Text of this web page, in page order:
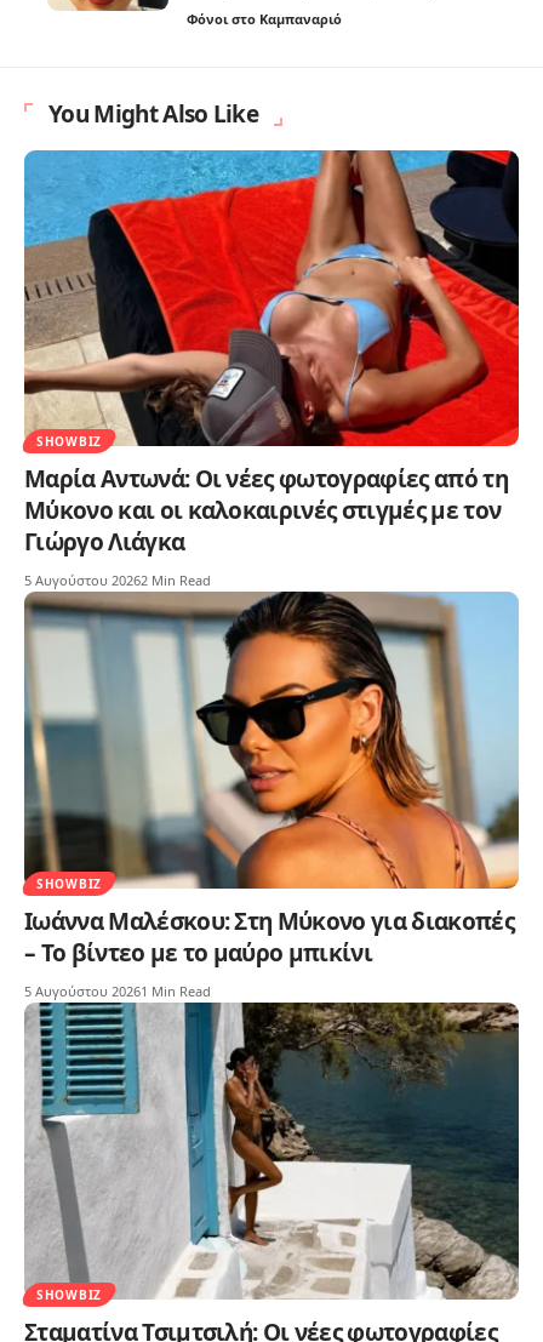
Φόνοι στο Καμπαναριό
You Might Also Like
SHOWBIZ
Μαρία Αντωνά: Οι νέες φωτογραφίες από τη
Μύκονο και οι καλοκαιρινές στιγμές με τον
Γιώργο Λιάγκα
5 Αυγούστου 20262 Min Read
SHOWBIZ
Ιωάννα Μαλέσκου: Στη Μύκονο για διακοπές
– Το βίντεο με το μαύρο μπικίνι
5 Αυγούστου 20261 Min Read
SHOWBIZ
Σταματίνα Τσιμτσιλή: Οι νέες φωτογραφίες